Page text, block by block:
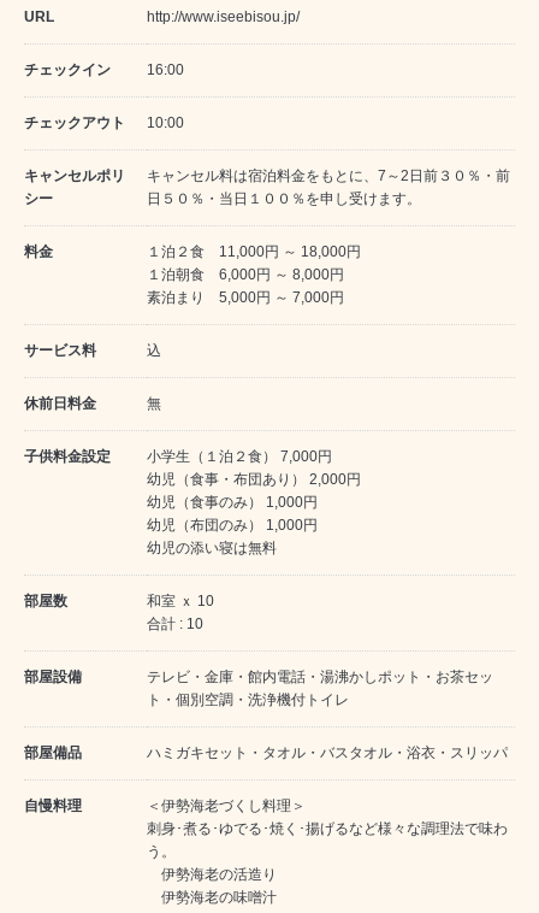
URL http://www.iseebisou.jp/
チェックイン 16:00
チェックアウト 10:00
キャンセルポリ
シー
キャンセル料は宿泊料金をもとに、7～2日前３０％・前
日５０％・当日１００％を申し受けます。
料金
１泊２食 11,000円 ～ 18,000円
１泊朝食 6,000円 ～ 8,000円
素泊まり 5,000円 ～ 7,000円
サービス料 込
休前日料金 無
子供料金設定
小学生（１泊２食） 7,000円
幼児（食事・布団あり） 2,000円
幼児（食事のみ） 1,000円
幼児（布団のみ） 1,000円
幼児の添い寝は無料
部屋数
和室 ｘ 10
合計 : 10
部屋設備
テレビ・金庫・館内電話・湯沸かしポット・お茶セッ
ト・個別空調・洗浄機付トイレ
部屋備品 ハミガキセット・タオル・バスタオル・浴衣・スリッパ
自慢料理
＜伊勢海老づくし料理＞
刺身･煮る･ゆでる･焼く･揚げるなど様々な調理法で味わ
う。
伊勢海老の活造り
伊勢海老の味噌汁